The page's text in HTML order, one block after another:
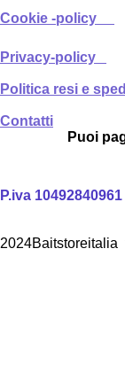
Cookie -policy
Privacy-policy
Politica resi e
Contatti
Puoi
P.iva
2024Baitstoreitalia